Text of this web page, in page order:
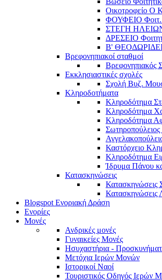
Οικοτροφείο
ΦΟΥΦΕΙΟ Φοιτ.
ΣΤΕΓΗ
ΔΡΕΣΕΙΟ
Β'
Βρεφονηπιακοί σταθμοί
Εκκλησιαστικές σχολές
Σχολή Βυζ.
Κληροδοτήματα
Κληροδότημα
Κληροδότημα
Κληροδότημα
Καστόρχειο
Κληροδότημα
Ίδρυμα Πάνου
Κατασκηνώσεις
Κατασκηνώσεις
Κατασκηνώσεις
Blogspot Ενοριακή Δράση
Ενορίες
Μονές
Ανδρικές μονές
Γυναικείες Μονές
Ησυχαστήρια -
Μετόχια Ιερών Μονών
Ιστορικοί Ναοί
Τουριστικός Οδηγός Ιερών